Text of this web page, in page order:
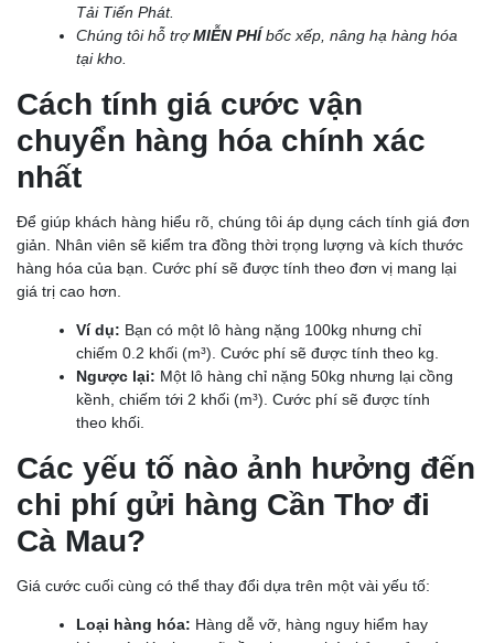
Tải Tiến Phát.
Chúng tôi hỗ trợMIỄN PHÍ bốc xếp, nâng hạ hàng hóa
tại kho.
Cách tính giá cước vận
chuyển hàng hóa chính xác
nhất
Để giúp khách hàng hiểu rõ, chúng tôi áp dụng cách tính giá đơn
giản. Nhân viên sẽ kiểm tra đồng thời trọng lượng và kích thước
hàng hóa của bạn. Cước phí sẽ được tính theo đơn vị mang lại
giá trị cao hơn.
Ví dụ: Bạn có một lô hàng nặng 100kg nhưng chỉ
chiếm 0.2 khối (m³). Cước phí sẽ được tính theo kg.
Ngược lại: Một lô hàng chỉ nặng 50kg nhưng lại cồng
kềnh, chiếm tới 2 khối (m³). Cước phí sẽ được tính
theo khối.
Các yếu tố nào ảnh hưởng đến
chi phí gửi hàng Cần Thơ đi
Cà Mau?
Giá cước cuối cùng có thể thay đổi dựa trên một vài yếu tố:
Loại hàng hóa: Hàng dễ vỡ, hàng nguy hiểm hay